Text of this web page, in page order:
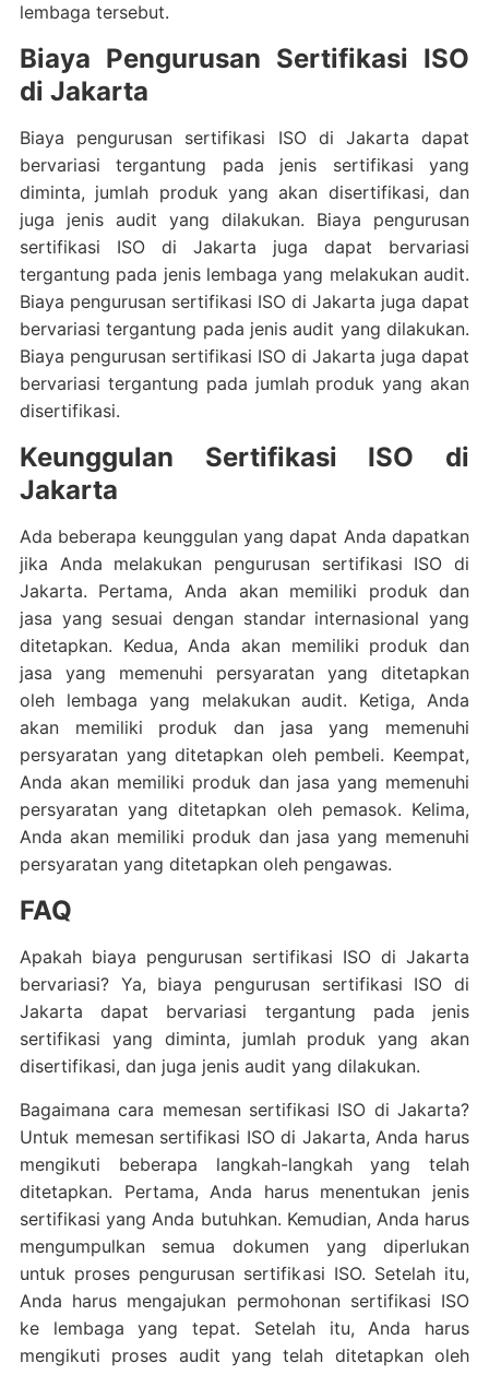
lembaga tersebut.
Biaya Pengurusan Sertifikasi ISO
di Jakarta
Biaya pengurusan sertifikasi ISO di Jakarta dapat
bervariasi tergantung pada jenis sertifikasi yang
diminta, jumlah produk yang akan disertifikasi, dan
juga jenis audit yang dilakukan. Biaya pengurusan
sertifikasi ISO di Jakarta juga dapat bervariasi
tergantung pada jenis lembaga yang melakukan audit.
Biaya pengurusan sertifikasi ISO di Jakarta juga dapat
bervariasi tergantung pada jenis audit yang dilakukan.
Biaya pengurusan sertifikasi ISO di Jakarta juga dapat
bervariasi tergantung pada jumlah produk yang akan
disertifikasi.
Keunggulan Sertifikasi ISO di
Jakarta
Ada beberapa keunggulan yang dapat Anda dapatkan
jika Anda melakukan pengurusan sertifikasi ISO di
Jakarta. Pertama, Anda akan memiliki produk dan
jasa yang sesuai dengan standar internasional yang
ditetapkan. Kedua, Anda akan memiliki produk dan
jasa yang memenuhi persyaratan yang ditetapkan
oleh lembaga yang melakukan audit. Ketiga, Anda
akan memiliki produk dan jasa yang memenuhi
persyaratan yang ditetapkan oleh pembeli. Keempat,
Anda akan memiliki produk dan jasa yang memenuhi
persyaratan yang ditetapkan oleh pemasok. Kelima,
Anda akan memiliki produk dan jasa yang memenuhi
persyaratan yang ditetapkan oleh pengawas.
FAQ
Apakah biaya pengurusan sertifikasi ISO di Jakarta
bervariasi? Ya, biaya pengurusan sertifikasi ISO di
Jakarta dapat bervariasi tergantung pada jenis
sertifikasi yang diminta, jumlah produk yang akan
disertifikasi, dan juga jenis audit yang dilakukan.
Bagaimana cara memesan sertifikasi ISO di Jakarta?
Untuk memesan sertifikasi ISO di Jakarta, Anda harus
mengikuti beberapa langkah-langkah yang telah
ditetapkan. Pertama, Anda harus menentukan jenis
sertifikasi yang Anda butuhkan. Kemudian, Anda harus
mengumpulkan semua dokumen yang diperlukan
untuk proses pengurusan sertifikasi ISO. Setelah itu,
Anda harus mengajukan permohonan sertifikasi ISO
ke lembaga yang tepat. Setelah itu, Anda harus
mengikuti proses audit yang telah ditetapkan oleh